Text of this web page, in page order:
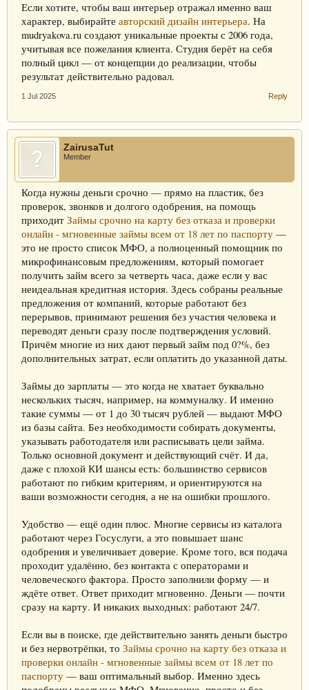
Если хотите, чтобы ваш интерьер отражал именно ваш
характер, выбирайте авторский дизайн интерьера. На
mudryakova.ru создают уникальные проекты с 2006 года,
учитывая все пожелания клиента. Студия берёт на себя
полный цикл — от концепции до реализации, чтобы
результат действительно радовал.
1 Jul 2025 Reply
ZairusaTut
Member
Когда нужны деньги срочно — прямо на пластик, без
проверок, звонков и долгого одобрения, на помощь
приходит Займы срочно на карту без отказа и проверки
онлайн - мгновенные займы всем от 18 лет по паспорту —
это не просто список МФО, а полноценный помощник по
микрофинансовым предложениям, который помогает
получить займ всего за четверть часа, даже если у вас
неидеальная кредитная история. Здесь собраны реальные
предложения от компаний, которые работают без
перерывов, принимают решения без участия человека и
переводят деньги сразу после подтверждения условий.
Причём многие из них дают первый займ под 0?%, без
дополнительных затрат, если оплатить до указанной даты.
Займы до зарплаты — это когда не хватает буквально
нескольких тысяч, например, на коммуналку. И именно
такие суммы — от 1 до 30 тысяч рублей — выдают МФО
из базы сайта. Без необходимости собирать документы,
указывать работодателя или расписывать цели займа.
Только основной документ и действующий счёт. И да,
даже с плохой КИ шансы есть: большинство сервисов
работают по гибким критериям, и ориентируются на
ваши возможности сегодня, а не на ошибки прошлого.
Удобство — ещё один плюс. Многие сервисы из каталога
работают через Госуслуги, а это повышает шанс
одобрения и увеличивает доверие. Кроме того, вся подача
проходит удалённо, без контакта с операторами и
человеческого фактора. Просто заполнили форму — и
ждёте ответ. Ответ приходит мгновенно. Деньги — почти
сразу на карту. И никаких выходных: работают 24/7.
Если вы в поиске, где действительно занять деньги быстро
и без нервотрёпки, то Займы срочно на карту без отказа и
проверки онлайн - мгновенные займы всем от 18 лет по
паспорту — ваш оптимальный выбор. Именно здесь